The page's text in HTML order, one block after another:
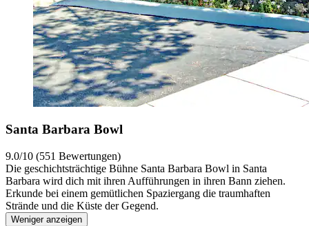
Santa Barbara Bowl
9.0/10 (551 Bewertungen)
Die geschichtsträchtige Bühne Santa Barbara Bowl in Santa
Barbara wird dich mit ihren Aufführungen in ihren Bann ziehen.
Erkunde bei einem gemütlichen Spaziergang die traumhaften
Strände und die Küste der Gegend.
Weniger anzeigen